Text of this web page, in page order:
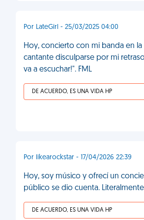
Por LateGirl - 25/03/2025 04:00
Hoy, concierto con mi banda en
cantante disculparse por mi
va a escuchar!". FML
DE ACUERDO, ES UNA VIDA HP
Por likearockstar - 17/04/2026 22:39
Hoy, soy músico y ofrecí un
público se dio cuenta.
DE ACUERDO, ES UNA VIDA HP